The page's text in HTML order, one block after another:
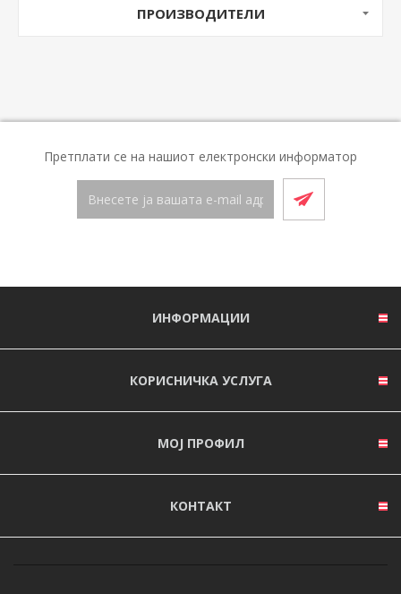
ПРОИЗВОДИТЕЛИ
Претплати се на нашиот електронски информатор
ИНФОРМАЦИИ
КОРИСНИЧКА УСЛУГА
МОЈ ПРОФИЛ
КОНТАКТ